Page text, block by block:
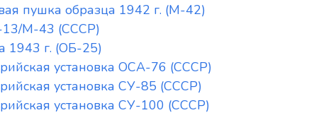
пушка образца 1942 г. (М-42)
М-43 (СССР)
1943 г. (ОБ-25)
установка ОСА-76 (СССР)
установка СУ-85 (СССР)
установка СУ-100 (СССР)